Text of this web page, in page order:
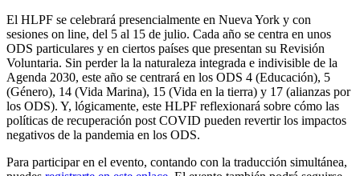
El HLPF se celebrará presencialmente en Nueva York y con
sesiones on line, del 5 al 15 de julio. Cada año se centra en unos
ODS particulares y en ciertos países que presentan su Revisión
Voluntaria. Sin perder la la naturaleza integrada e indivisible de la
Agenda 2030, este año se centrará en los ODS 4 (Educación), 5
(Género), 14 (Vida Marina), 15 (Vida en la tierra) y 17 (alianzas por
los ODS). Y, lógicamente, este HLPF reflexionará sobre cómo las
políticas de recuperación post COVID pueden revertir los impactos
negativos de la pandemia en los ODS.
Para participar en el evento, contando con la traducción simultánea,